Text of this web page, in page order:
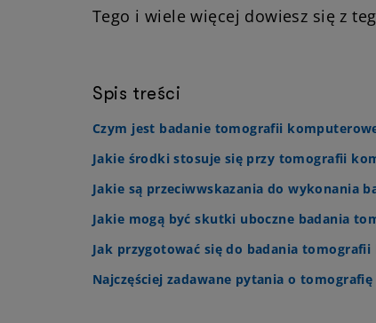
Tego i wiele więcej dowiesz się z
Spis treści
Czym jest badanie tomografii
Jakie środki stosuje się przy tomografii
Jakie są przeciwwskazania do wykonania
Jakie mogą być skutki uboczne badania
Jak przygotować się do badania
Najczęściej zadawane pytania o